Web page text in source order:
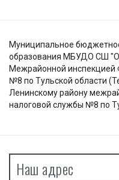
Муниципальное
образования МБУДО СШ
Межрайонной инспекцией
№8 по Тульской области
Ленинскому району
налоговой службы №8 по
Наш адрес